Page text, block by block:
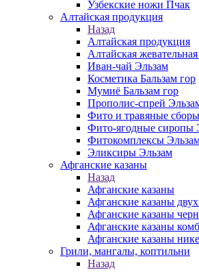
Узбекские ножи Пчак
Алтайская продукция
Назад
Алтайская продукция
Алтайская
Иван-чай Эльзам
Косметика Бальзам гор
Мумиё Бальзам гор
Прополис-спрей
Фито и травяные
Фито-ягодные сиропы
Фитокомплексы
Эликсиры Эльзам
Афганские казаны
Назад
Афганские казаны
Афганские казаны
Афганские казаны
Афганские казаны
Афганские казаны
Грили, мангалы, коптильни
Назад